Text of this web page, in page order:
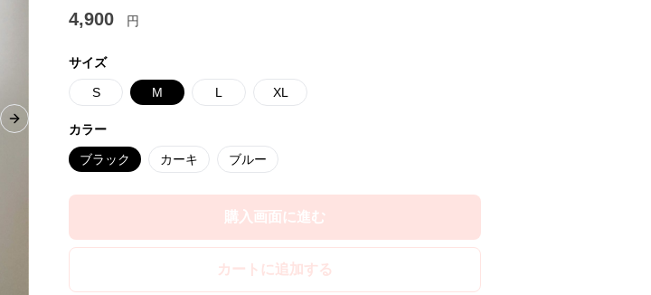
Next slide
4,900 円
サイズ
S M L XL
カラー
ブラック カーキ ブルー
購入画面に進む
カートに追加する